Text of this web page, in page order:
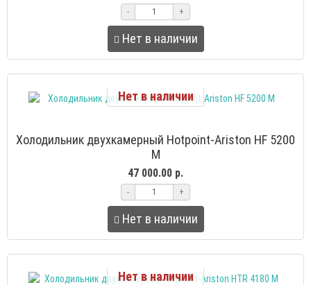
- +
Нет в наличии
Нет в наличии
Холодильник двухкамерный Hotpoint-Ariston HF 5200
M
47 000.00 р.
- +
Нет в наличии
Нет в наличии